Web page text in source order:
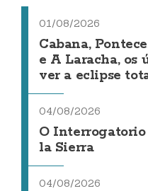
01/08/2026
Cabana,
e A Laracha, os
ver a eclipse
04/08/2026
O Interrogatorio
la Sierra
04/08/2026